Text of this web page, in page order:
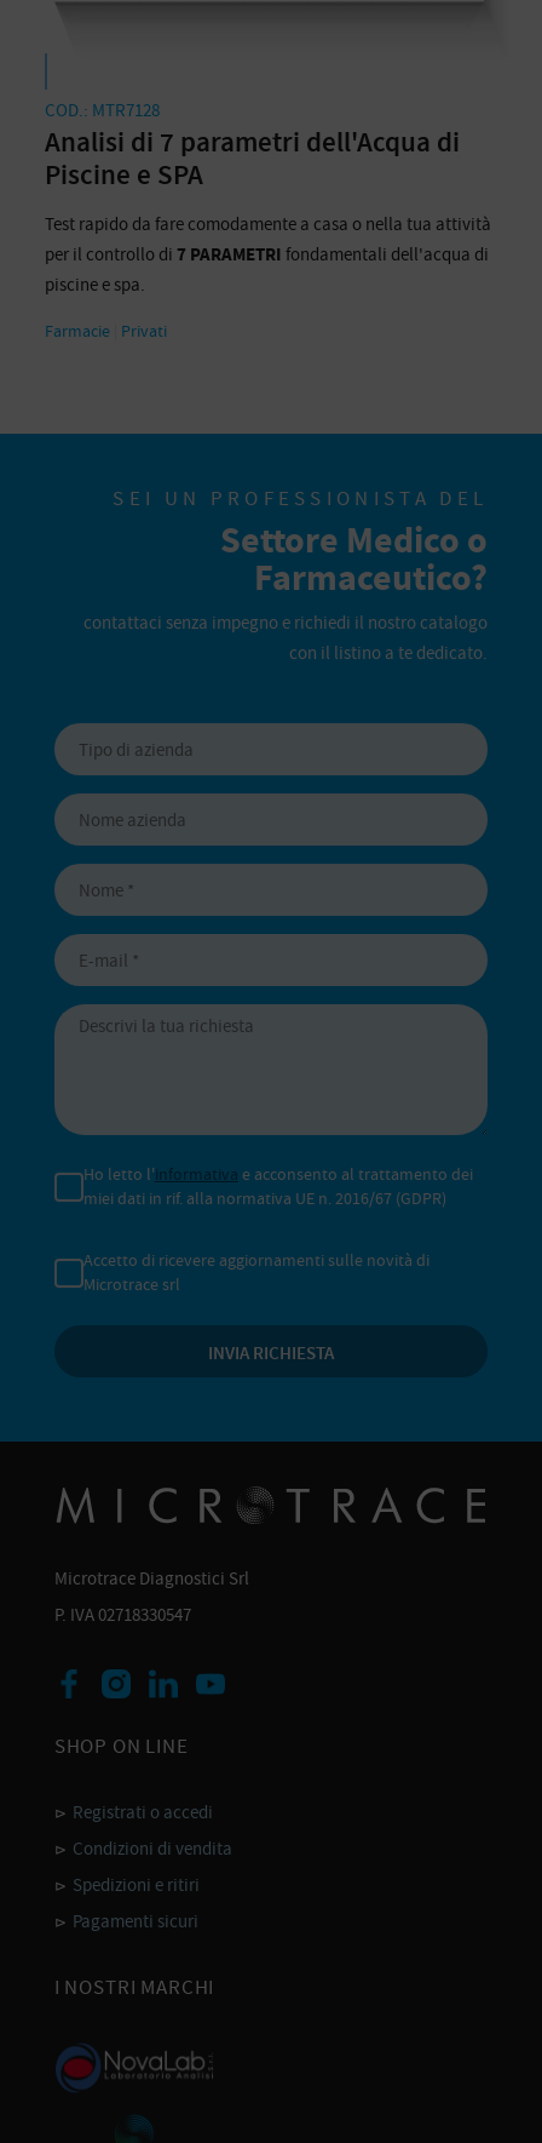
COD.: MTR7128
Analisi di 7 parametri dell'Acqua di
Piscine e SPA
Test rapido da fare comodamente a casa o nella tua attività
per il controllo di 7 PARAMETRIfondamentali dell'acqua di
piscine e spa.
Farmacie Privati
SEI UN PROFESSIONISTA DEL
Settore Medico o
Farmaceutico?
contattaci senza impegno e richiedi il nostro catalogo
con il listino a te dedicato.
Ho letto l'informativa e acconsento al trattamento dei
miei dati in rif. alla normativa UE n. 2016/67 (GDPR)
Accetto di ricevere aggiornamenti sulle novità di
Microtrace srl
Microtrace Diagnostici Srl
P. IVA 02718330547
SHOP ON LINE
Registrati o accedi
Condizioni di vendita
Spedizioni e ritiri
Pagamenti sicuri
I NOSTRI MARCHI